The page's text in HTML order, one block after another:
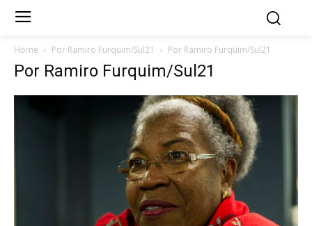
Home Por Ramiro Furquim/Sul21 Por Ramiro Furquim/Sul21
Por Ramiro Furquim/Sul21